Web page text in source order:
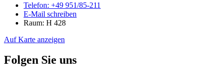
Telefon: +49 951/85-211
E-Mail schreiben
Raum: H 428
Auf Karte anzeigen
Folgen Sie uns